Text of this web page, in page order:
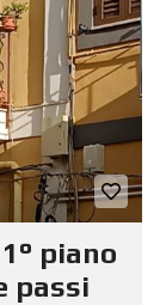
piano
passi